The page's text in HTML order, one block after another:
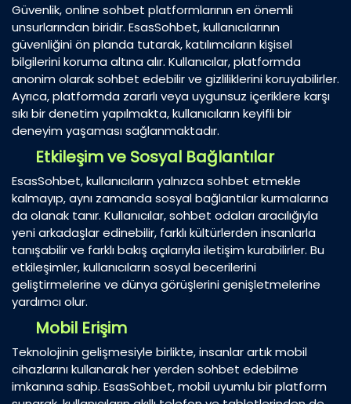
Güvenlik, online sohbet platformlarının en önemli
unsurlarından biridir. EsasSohbet, kullanıcılarının
güvenliğini ön planda tutarak, katılımcıların kişisel
bilgilerini koruma altına alır. Kullanıcılar, platformda
anonim olarak sohbet edebilir ve gizliliklerini koruyabilirler.
Ayrıca, platformda zararlı veya uygunsuz içeriklere karşı
sıkı bir denetim yapılmakta, kullanıcıların keyifli bir
deneyim yaşaması sağlanmaktadır.
Etkileşim ve Sosyal Bağlantılar
EsasSohbet, kullanıcıların yalnızca sohbet etmekle
kalmayıp, aynı zamanda sosyal bağlantılar kurmalarına
da olanak tanır. Kullanıcılar, sohbet odaları aracılığıyla
yeni arkadaşlar edinebilir, farklı kültürlerden insanlarla
tanışabilir ve farklı bakış açılarıyla iletişim kurabilirler. Bu
etkileşimler, kullanıcıların sosyal becerilerini
geliştirmelerine ve dünya görüşlerini genişletmelerine
yardımcı olur.
Mobil Erişim
Teknolojinin gelişmesiyle birlikte, insanlar artık mobil
cihazlarını kullanarak her yerden sohbet edebilme
imkanına sahip. EsasSohbet, mobil uyumlu bir platform